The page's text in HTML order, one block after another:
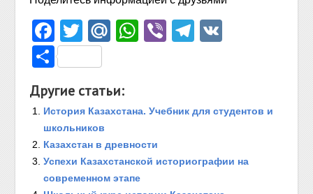
Facebook
TwitterMail.Ru
WhatsApp
ViberTelegram
Отправить
Другие статьи:
История Казахстана. Учебник для студентов и
школьников
Казахстан в древности
Успехи Казахстанской историографии на
современном этапе